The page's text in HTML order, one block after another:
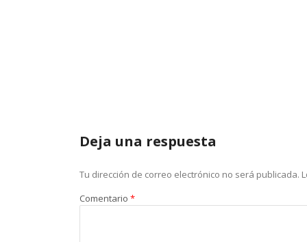
Deja una respuesta
Tu dirección de correo electrónico no será publicada.
Comentario *